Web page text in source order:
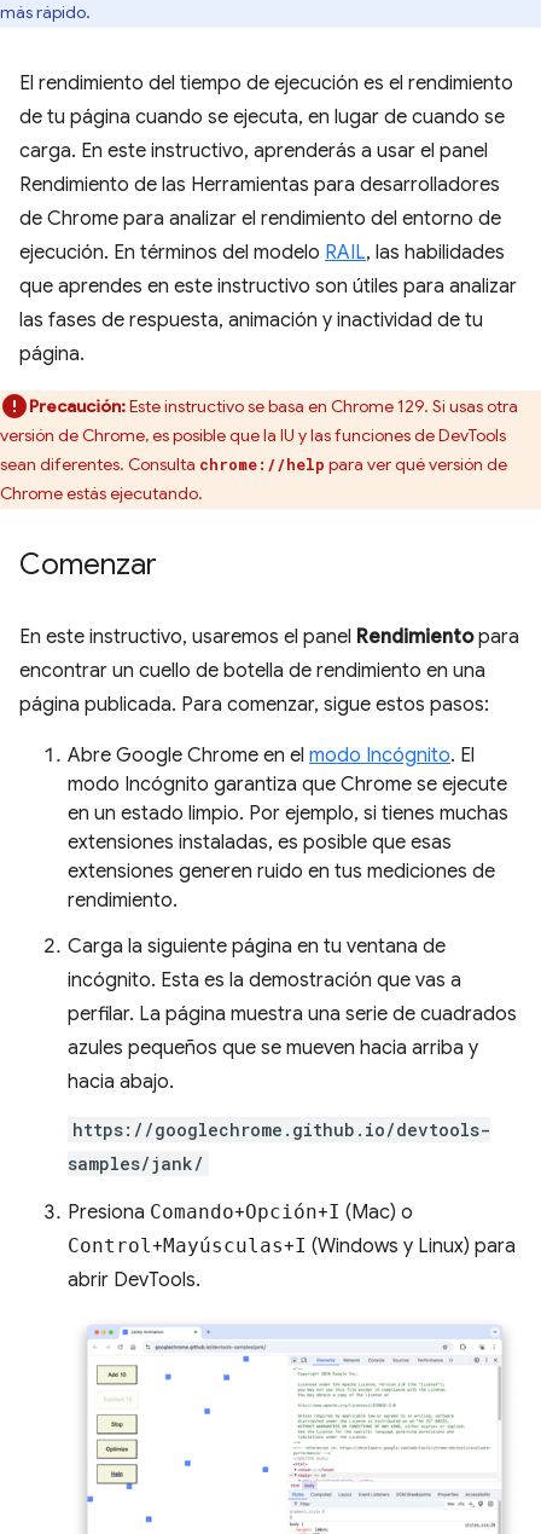
más rápido.
El rendimiento del tiempo de ejecución es el rendimiento
de tu página cuando se ejecuta, en lugar de cuando se
carga. En este instructivo, aprenderás a usar el panel
Rendimiento de las Herramientas para desarrolladores
de Chrome para analizar el rendimiento del entorno de
ejecución. En términos del modelo RAIL, las habilidades
que aprendes en este instructivo son útiles para analizar
las fases de respuesta, animación y inactividad de tu
página.
Precaución:Este instructivo se basa en Chrome 129. Si usas otra
versión de Chrome, es posible que la IU y las funciones de DevTools
sean diferentes. Consulta chrome://help para ver qué versión de
Chrome estás ejecutando.
Comenzar
En este instructivo, usaremos el panel Rendimientopara
encontrar un cuello de botella de rendimiento en una
página publicada. Para comenzar, sigue estos pasos:
Abre Google Chrome en el modo Incógnito. El
modo Incógnito garantiza que Chrome se ejecute
en un estado limpio. Por ejemplo, si tienes muchas
extensiones instaladas, es posible que esas
extensiones generen ruido en tus mediciones de
rendimiento.
Carga la siguiente página en tu ventana de
incógnito. Esta es la demostración que vas a
perfilar. La página muestra una serie de cuadrados
azules pequeños que se mueven hacia arriba y
hacia abajo.
https://googlechrome.github.io/devtools-
samples/jank/
Presiona Comando+Opción+I (Mac) o
Control+Mayúsculas+I (Windows y Linux) para
abrir DevTools.